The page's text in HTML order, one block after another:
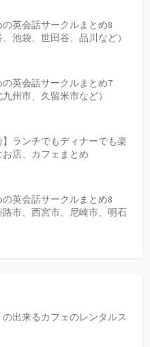
の英会話サークルまとめ8
池袋、世田谷、品川など）
の英会話サークルまとめ7
州市、久留米市など）
】ランチでもディナーでも楽
店、カフェまとめ
の英会話サークルまとめ8
市、西宮市、尼崎市、明石
の出来るカフェのレンタルス